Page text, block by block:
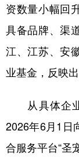
资数量小幅回
具备品牌、渠
江、江苏、安
业基金，反映
从具体企业
2026年6月1日
合服务平台“圣